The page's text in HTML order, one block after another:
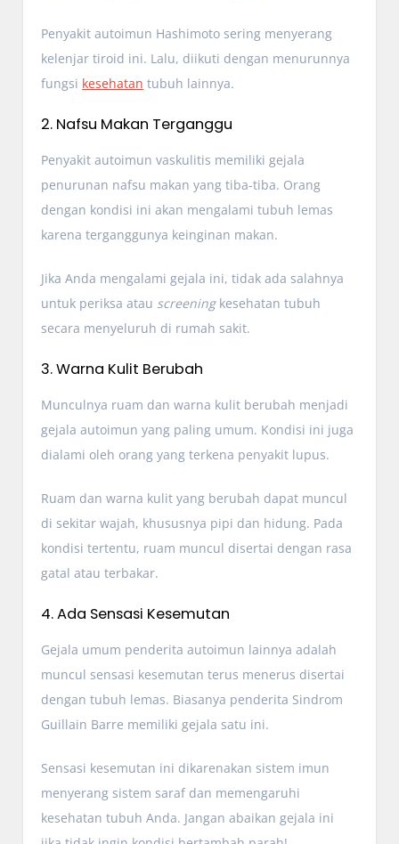
Penyakit autoimun Hashimoto sering menyerang
kelenjar tiroid ini. Lalu, diikuti dengan menurunnya
fungsi kesehatan tubuh lainnya.
2. Nafsu Makan Terganggu
Penyakit autoimun vaskulitis memiliki gejala
penurunan nafsu makan yang tiba-tiba. Orang
dengan kondisi ini akan mengalami tubuh lemas
karena terganggunya keinginan makan.
Jika Anda mengalami gejala ini, tidak ada salahnya
untuk periksa atau screening kesehatan tubuh
secara menyeluruh di rumah sakit.
3. Warna Kulit Berubah
Munculnya ruam dan warna kulit berubah menjadi
gejala autoimun yang paling umum. Kondisi ini juga
dialami oleh orang yang terkena penyakit lupus.
Ruam dan warna kulit yang berubah dapat muncul
di sekitar wajah, khususnya pipi dan hidung. Pada
kondisi tertentu, ruam muncul disertai dengan rasa
gatal atau terbakar.
4. Ada Sensasi Kesemutan
Gejala umum penderita autoimun lainnya adalah
muncul sensasi kesemutan terus menerus disertai
dengan tubuh lemas. Biasanya penderita Sindrom
Guillain Barre memiliki gejala satu ini.
Sensasi kesemutan ini dikarenakan sistem imun
menyerang sistem saraf dan memengaruhi
kesehatan tubuh Anda. Jangan abaikan gejala ini